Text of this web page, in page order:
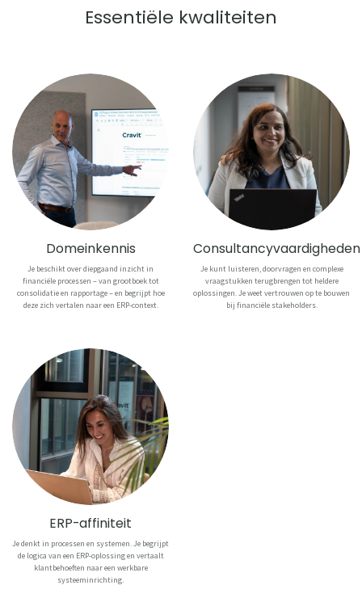
Essentiële kwaliteiten
Domeinkennis
Je beschikt over diepgaand inzicht in
financiële processen – van grootboek tot
consolidatie en rapportage – en begrijpt hoe
deze zich vertalen naar een ERP-context.
Consultancyvaardigheden
Je kunt luisteren, doorvragen en complexe
vraagstukken terugbrengen tot heldere
oplossingen. Je weet vertrouwen op te bouwen
bij financiële stakeholders.
ERP-affiniteit
Je denkt in processen en systemen. Je begrijpt
de logica van een ERP-oplossing en vertaalt
klantbehoeften naar een werkbare
systeeminrichting.